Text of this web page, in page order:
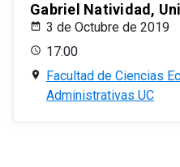
Gabriel Natividad,
3 de Octubre de 2019
17:00
Facultad de Ciencias
Administrativas UC